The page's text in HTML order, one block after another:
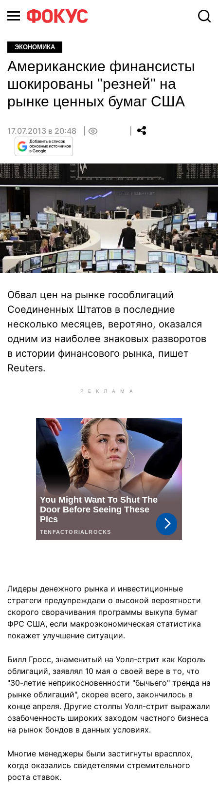
ЭКОНОМИКА
Американские финансисты
шокированы "резней" на
рынке ценных бумаг США
17.07.2013 в 20:48
Обвал цен на рынке гособлигаций
Соединенных Штатов в последние
несколько месяцев, веротяно, оказался
одним из наиболее знаковых разворотов
в истории финансового рынка, пишет
Reuters.
Лидеры денежного рынка и инвестиционные
стратеги предупреждали о высокой вероятности
скорого сворачивания программы выкупа бумаг
ФРС США, если макроэкономическая статистика
покажет улучшение ситуации.
Билл Гросс, знаменитый на Уолл-стрит как Король
облигаций, заявлял 10 мая о своей вере в то, что
"30-летие неприкосновенности "бычьего" тренда на
рынке облигаций", скорее всего, закончилось в
конце апреля. Другие столпы Уолл-стрит выражали
озабоченность широких заходом частного бизнеса
на рынок бондов в данных условиях.
Многие менеджеры были застигнуты врасплох,
когда оказались свидетелями стремительного
роста ставок.